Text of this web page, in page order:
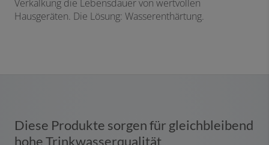
Verkalkung die Lebensdauer von wertvollen
Hausgeräten. Die Lösung: Wasserenthärtung.
Diese Produkte sorgen für gleichbleibend
hohe Trinkwasserqualität